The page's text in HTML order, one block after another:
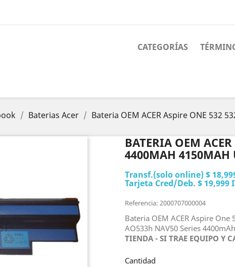
CATEGORÍAS
Baterias Acer Bateria OEM ACER Aspire ONE 532
BATERIA OEM
4400MAH 4150MAH
Transf.(solo online) $
Tarjeta Cred/Deb. $ 19,999
Referencia: 2000707000004
Bateria OEM ACER Aspire One
AO533h NAV50 Series
TIENDA - SI TRAE EQUIPO Y
Cantidad